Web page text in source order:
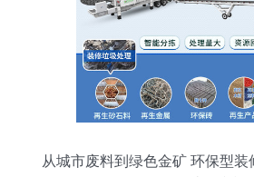
从城市废料到绿色金矿 环保型